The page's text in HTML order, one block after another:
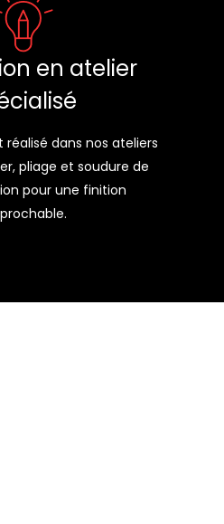
en atelier
dans nos ateliers
pliage et soudure de
pour une finition